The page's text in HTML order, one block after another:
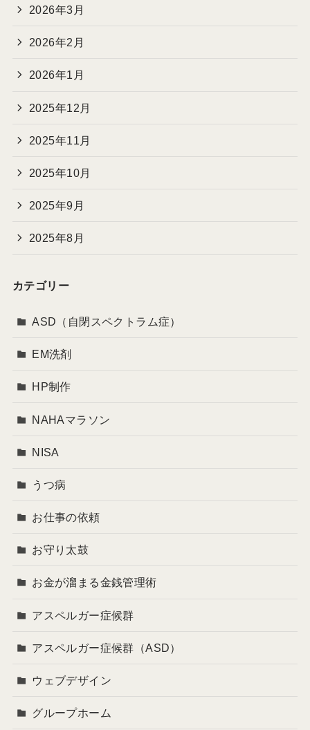
2026年3月
2026年2月
2026年1月
2025年12月
2025年11月
2025年10月
2025年9月
2025年8月
カテゴリー
ASD（自閉スペクトラム症）
EM洗剤
HP制作
NAHAマラソン
NISA
うつ病
お仕事の依頼
お守り太鼓
お金が溜まる金銭管理術
アスペルガー症候群
アスペルガー症候群（ASD）
ウェブデザイン
グループホーム